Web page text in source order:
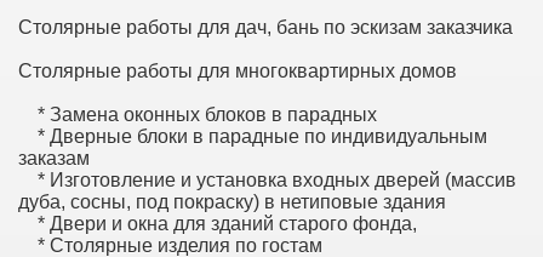
Столярные работы для дач, бань по эскизам заказчика
Столярные работы для многоквартирных домов
* Замена оконных блоков в парадных
* Дверные блоки в парадные по индивидуальным
заказам
* Изготовление и установка входных дверей (массив
дуба, сосны, под покраску) в нетиповые здания
* Двери и окна для зданий старого фонда,
* Столярные изделия по гостам